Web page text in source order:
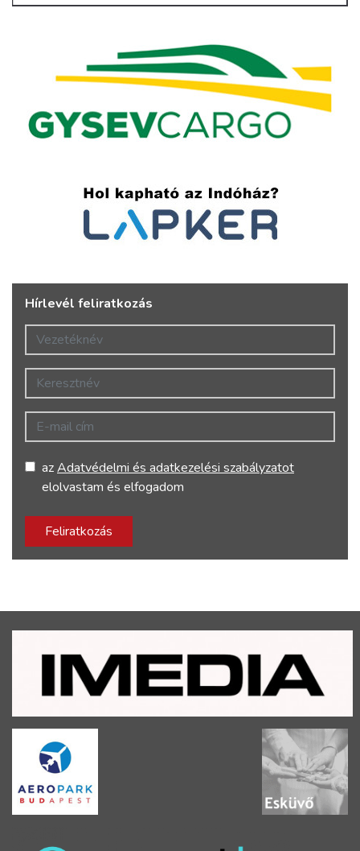
Hírlevél feliratkozás
Vezetéknév
Keresztnév
E-mail cím
azAdatvédelmi és adatkezelési szabályzatot
elolvastam és elfogadom
Feliratkozás